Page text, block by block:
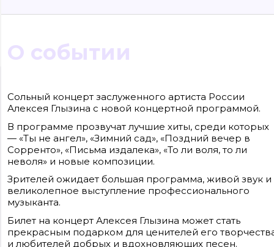
О событии
Сольный концерт заслуженного артиста России
Алексея Глызина с новой концертной программой.
В программе прозвучат лучшие хиты, среди которых
— «Ты не ангел», «Зимний сад», «Поздний вечер в
Сорренто», «Письма издалека», «То ли воля, то ли
неволя» и новые композиции.
Зрителей ожидает большая программа, живой звук и
великолепное выступление профессионального
музыканта.
Билет на концерт Алексея Глызина может стать
прекрасным подарком для ценителей его
и любителей добрых и вдохновляющих песен.
3906148636, КПП 390601001
Контакты редакции: +7(4012) 310-124, news@klops.ru. Реклама: +7 (931) 107 50 00,
reklama@klops.ru. Афиша: +7(967) 351 20 51, reklama@klops.ru
оф. 2
Сетевое издание "Klops.ru", регистрационный номер и дата принятия
решения о регистрации: ЭЛ № ФС 77 - 78739 от 20 июля 2020 года,
зарегистрировано Федеральной службой по надзору в сфере связи,
информационных технологий и массовых коммуникаций (Роскомнадзор).
Учредитель: ООО "Русская медиагруппа "Западная Пресса". Главный
Фомченкова Кристина Владимировна
Материалы сайта, подписанные «CC 4.0» доступны по
Для использования остальных материалов необходимо
письменное согласие правообладателя
Политика в отношении обработки персональных